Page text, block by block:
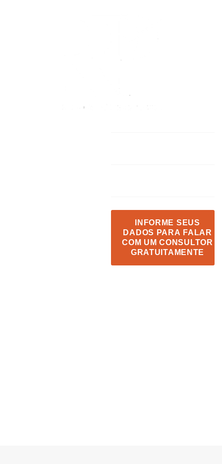
INFORME SEUS
DADOS PARA FALAR
COM UM CONSULTOR
GRATUITAMENTE